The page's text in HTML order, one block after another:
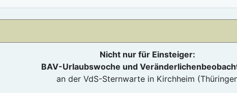
Nicht nur für Einsteiger:
BAV-Urlaubswoche und
an der VdS-Sternwarte in Kirchheim